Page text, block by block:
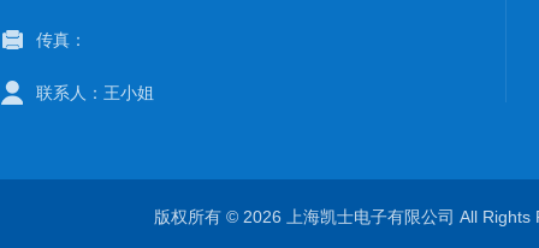
传真：
联系人：王小姐
版权所有 © 2026 上海凯士电子有限公司 All